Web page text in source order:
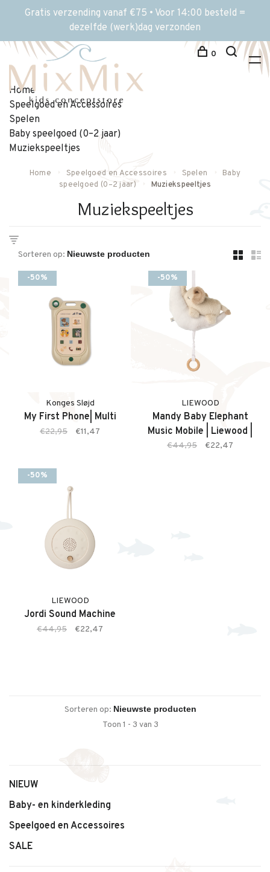
Gratis verzending vanaf €75 • Voor 14:00 besteld =
dezelfde (werk)dag verzonden
0
Home
Speelgoed en Accessoires
Spelen
Baby speelgoed (0–2 jaar)
Muziekspeeltjes
Home Speelgoed en Accessoires Spelen
Baby
speelgoed (0–2 jaar)
Muziekspeeltjes
Muziekspeeltjes
Sorteren op:
-50%
Konges Sløjd
My First Phone| Multi
€22,95 €11,47
-50%
LIEWOOD
Mandy Baby Elephant
Music Mobile | Liewood |
Sandy
€44,95 €22,47
-50%
LIEWOOD
Jordi Sound Machine
€44,95 €22,47
Sorteren op:
Toon 1 - 3 van 3
NIEUW
Baby- en kinderkleding
Speelgoed en Accessoires
SALE